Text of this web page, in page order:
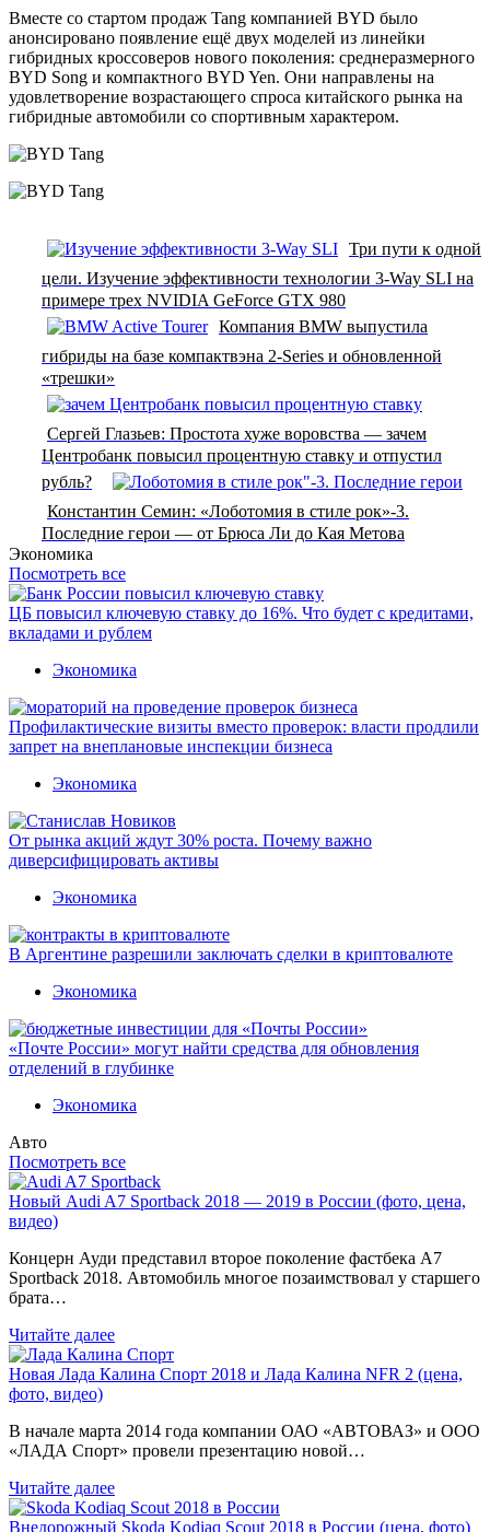
Вместе со стартом продаж Tang компанией BYD было
анонсировано появление ещё двух моделей из линейки
гибридных кроссоверов нового поколения: среднеразмерного
BYD Song и компактного BYD Yen. Они направлены на
удовлетворение возрастающего спроса китайского рынка на
гибридные автомобили со спортивным характером.
Три пути к одной
цели. Изучение эффективности технологии 3-Way SLI на
примере трех NVIDIA GeForce GTX 980
Компания BMW выпустила
гибриды на базе компактвэна 2-Series и обновленной
«трешки»
Сергей Глазьев: Простота хуже воровства — зачем
Центробанк повысил процентную ставку и отпустил
рубль?
Константин Семин: «Лоботомия в стиле рок»-3.
Последние герои — от Брюса Ли до Кая Метова
Экономика
Посмотреть все
ЦБ повысил ключевую ставку до 16%. Что будет с кредитами,
вкладами и рублем
Экономика
Профилактические визиты вместо проверок: власти продлили
запрет на внеплановые инспекции бизнеса
Экономика
От рынка акций ждут 30% роста. Почему важно
диверсифицировать активы
Экономика
В Аргентине разрешили заключать сделки в криптовалюте
Экономика
«Почте России» могут найти средства для обновления
отделений в глубинке
Экономика
Авто
Посмотреть все
Новый Audi A7 Sportback 2018 — 2019 в России (фото, цена,
видео)
Концерн Ауди представил второе поколение фастбека A7
Sportback 2018. Автомобиль многое позаимствовал у старшего
брата…
Читайте далее
Новая Лада Калина Спорт 2018 и Лада Калина NFR 2 (цена,
фото, видео)
В начале марта 2014 года компании ОАО «АВТОВАЗ» и ООО
«ЛАДА Спорт» провели презентацию новой…
Читайте далее
Внедорожный Skoda Kodiaq Scout 2018 в России (цена, фото)